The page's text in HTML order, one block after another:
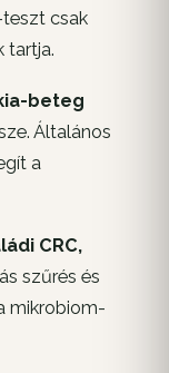
csak
tartja.
beteg
Általános
a
CRC,
szűrés és
mikrobiom-